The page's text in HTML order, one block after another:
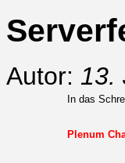
Autor: 13.
In das
Plenum